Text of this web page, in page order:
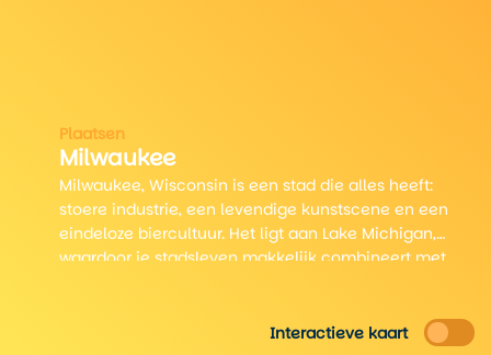
Interactieve kaart
Plaatsen
Milwaukee
Milwaukee, Wisconsin is een stad die alles heeft:
stoere industrie, een levendige kunstscene en een
eindeloze biercultuur. Het ligt aan Lake Michigan,
waardoor je stadsleven makkelijk combineert met